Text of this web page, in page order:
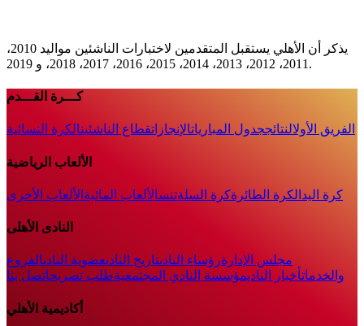
يذكر أن الأهلي يستقبل المتقدمين لاختبارات الناشئين مواليد 2010،
2011، 2012، 2013، 2014، 2015، 2016، 2017، 2018، و 2019.
كـــرة القـــدم
الفريق الأولالنتائججدول المبارياتالإنجازاتقطاع الناشئينالكرة النسائية
الألعاب الرياضية
كرة اليد الكرة الطائرةكرة السلةتنسالألعاب المائية الألعاب الأخرى
النادى الأهلى
مجلس الإدارةرؤساء النادىتاريخ النادىعضوية النادىالفروع
والخدماتأخبار الناديمؤسسة النادي المجتمعيةطلب تصريحاتصل بنا
أكاديمية الأهلي